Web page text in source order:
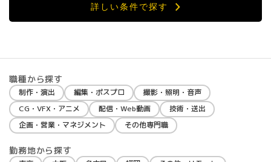
詳しい条件で探す
職種から探す
制作・演出 編集・ポスプロ
撮影・照明・音声
CG・VFX・アニメ
配信・Web動画
技術・送出
企画・営業・マネジメント
その他専門職
勤務地から探す